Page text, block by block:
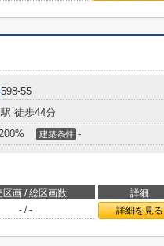
598-55
駅 徒歩44分
建築条件 -
区画 / 総区画数 詳細
- / - 詳細を見る